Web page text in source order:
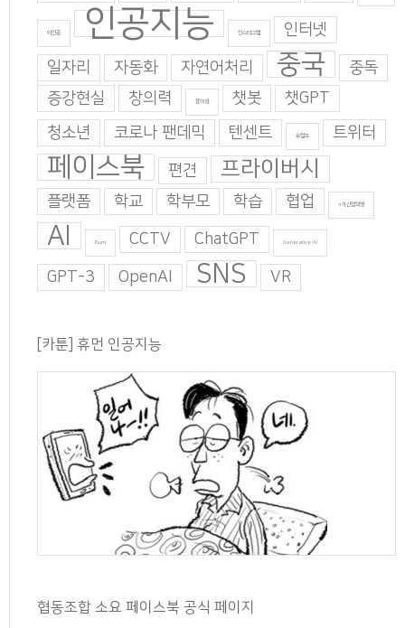
이인준 인공지능 인스타그램 인터넷
일자리 자동화 자연어처리 중국
중독
증강현실
창의력 창의성 챗봇
챗GPT
청소년
코로나 팬데믹 텐센트 트럼프 트위터
페이스북 편견 프라이버시
플랫폼 학교 학부모 학습 협업 4차산업혁명
AI Burn CCTV ChatGPT Generative AI
GPT-3 OpenAI SNS VR
[카툰] 휴먼 인공지능
협동조합 소요 페이스북 공식 페이지